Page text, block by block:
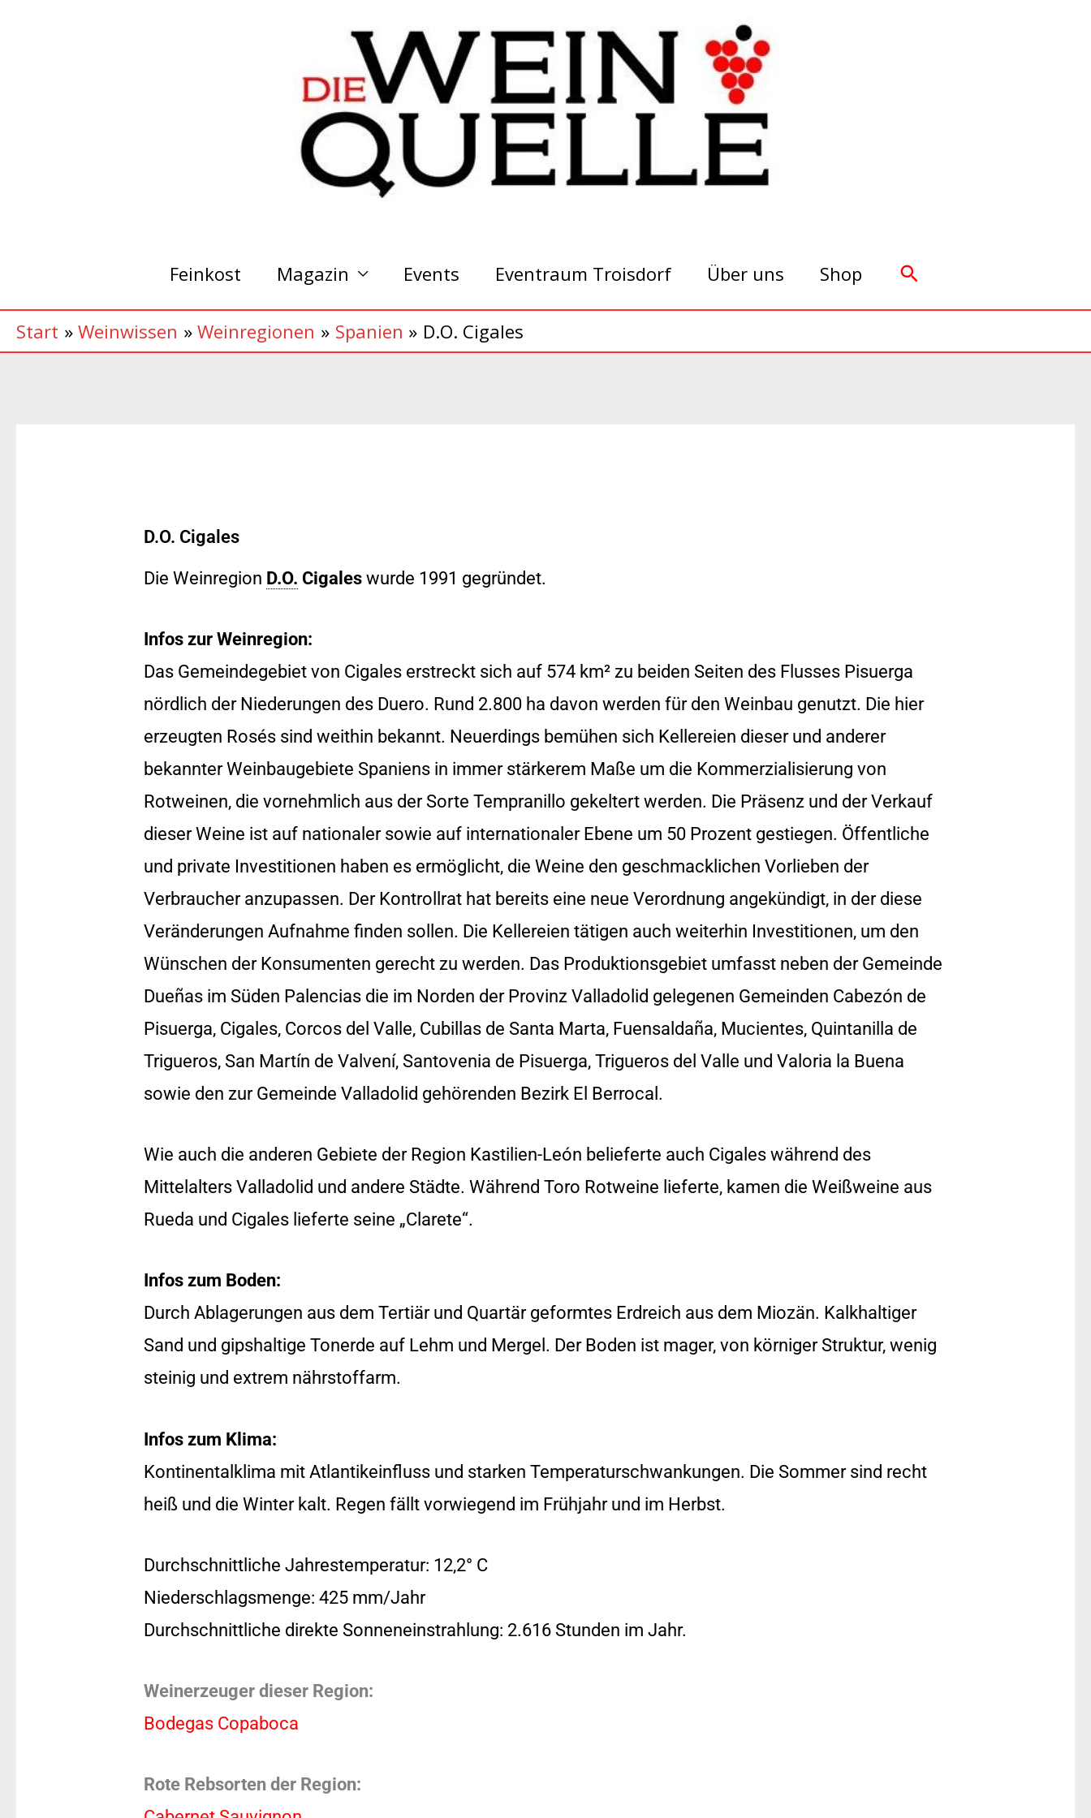
Feinkost Magazin Events Eventraum Troisdorf Über uns Shop Suchen
Start Weinwissen Weinregionen Spanien D.O. Cigales
D.O. Cigales
Die Weinregion D.O. Cigaleswurde 1991 gegründet.
Infos zur Weinregion:
Das Gemeindegebiet von Cigales erstreckt sich auf 574 km² zu beiden Seiten des Flusses Pisuerga
nördlich der Niederungen des Duero. Rund 2.800 ha davon werden für den Weinbau genutzt. Die hier
erzeugten Rosés sind weithin bekannt. Neuerdings bemühen sich Kellereien dieser und anderer
bekannter Weinbaugebiete Spaniens in immer stärkerem Maße um die Kommerzialisierung von
Rotweinen, die vornehmlich aus der Sorte Tempranillo gekeltert werden. Die Präsenz und der Verkauf
dieser Weine ist auf nationaler sowie auf internationaler Ebene um 50 Prozent gestiegen. Öffentliche
und private Investitionen haben es ermöglicht, die Weine den geschmacklichen Vorlieben der
Verbraucher anzupassen. Der Kontrollrat hat bereits eine neue Verordnung angekündigt, in der diese
Veränderungen Aufnahme finden sollen. Die Kellereien tätigen auch weiterhin Investitionen, um den
Wünschen der Konsumenten gerecht zu werden. Das Produktionsgebiet umfasst neben der Gemeinde
Dueñas im Süden Palencias die im Norden der Provinz Valladolid gelegenen Gemeinden Cabezón de
Pisuerga, Cigales, Corcos del Valle, Cubillas de Santa Marta, Fuensaldaña, Mucientes, Quintanilla de
Trigueros, San Martín de Valvení, Santovenia de Pisuerga, Trigueros del Valle und Valoria la Buena
sowie den zur Gemeinde Valladolid gehörenden Bezirk El Berrocal.
Wie auch die anderen Gebiete der Region Kastilien-León belieferte auch Cigales während des
Mittelalters Valladolid und andere Städte. Während Toro Rotweine lieferte, kamen die Weißweine aus
Rueda und Cigales lieferte seine „Clarete“.
Infos zum Boden:
Durch Ablagerungen aus dem Tertiär und Quartär geformtes Erdreich aus dem Miozän. Kalkhaltiger
Sand und gipshaltige Tonerde auf Lehm und Mergel. Der Boden ist mager, von körniger Struktur, wenig
steinig und extrem nährstoffarm.
Infos zum Klima:
Kontinentalklima mit Atlantikeinfluss und starken Temperaturschwankungen. Die Sommer sind recht
heiß und die Winter kalt. Regen fällt vorwiegend im Frühjahr und im Herbst.
Durchschnittliche Jahrestemperatur: 12,2° C
Niederschlagsmenge: 425 mm/Jahr
Durchschnittliche direkte Sonneneinstrahlung: 2.616 Stunden im Jahr.
Weinerzeuger dieser Region:
Bodegas Copaboca
Rote Rebsorten der Region: